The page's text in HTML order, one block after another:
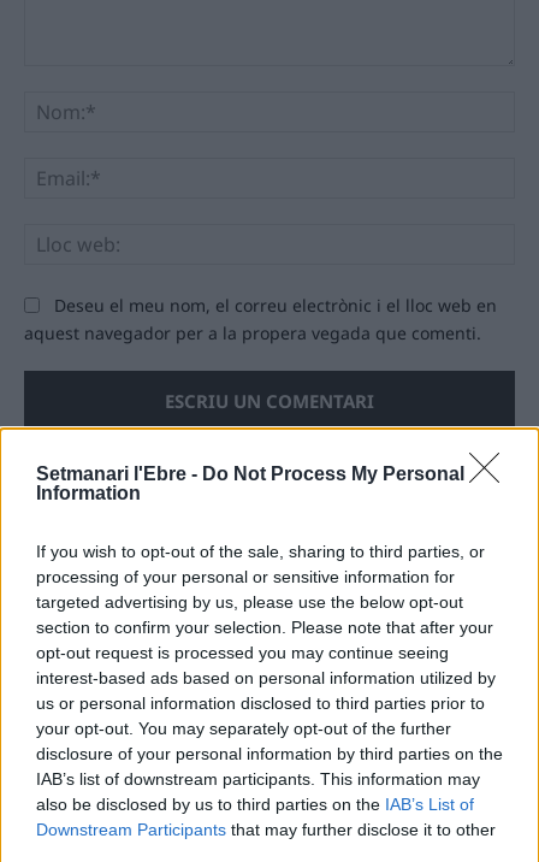
Setmanari l'Ebre - Do Not Process My Personal
Information
If you wish to opt-out of the sale, sharing to third parties, or
processing of your personal or sensitive information for
targeted advertising by us, please use the below opt-out
section to confirm your selection. Please note that after your
opt-out request is processed you may continue seeing
interest-based ads based on personal information utilized by
us or personal information disclosed to third parties prior to
your opt-out. You may separately opt-out of the further
disclosure of your personal information by third parties on the
IAB’s list of downstream participants. This information may
also be disclosed by us to third parties on the IAB’s List of
Downstream Participants that may further disclose it to other
Deseu el meu nom, el correu electrònic i el lloc web en
aquest navegador per a la propera vegada que comenti.
L’Ajuntament de Tortosa amplia el
termini de les obres de l’aparcament
dels terrenys de Renfe per les altes
temperatures
7 d'agost de 2026
Amposta recupera les Cases del Castell
i culmina un projecte estratègic que
vincula patrimoni, turisme i
gastronomia
6 d'agost de 2026